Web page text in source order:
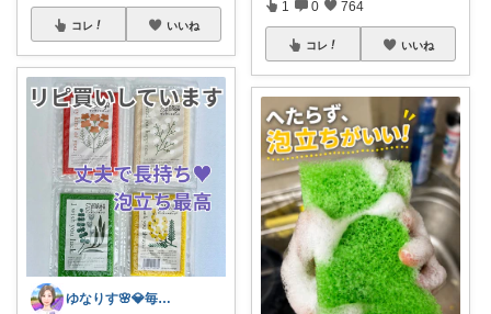
コレ いいね
ゆなりす🌸💎毎日投稿💎朝コレ
1 0 764
コレ いいね